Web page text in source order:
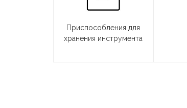
Приспособления для
хранения инструмента